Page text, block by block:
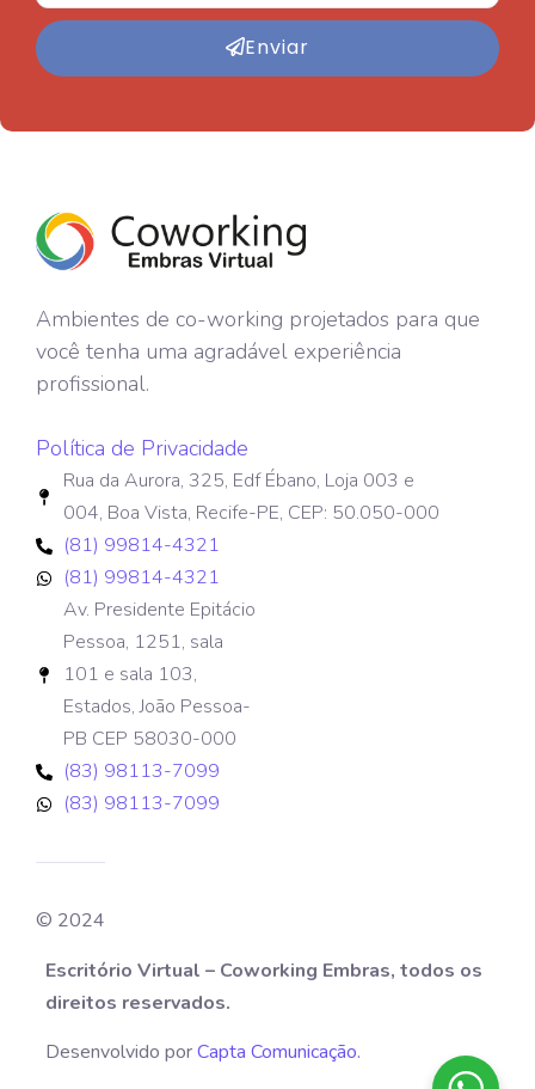
Enviar
Ambientes de co-working projetados para que
você tenha uma agradável experiência
profissional.
Política de Privacidade
Rua da Aurora, 325, Edf Ébano, Loja 003 e
004, Boa Vista, Recife-PE, CEP: 50.050-000
(81) 99814-4321
(81) 99814-4321
Av. Presidente Epitácio
Pessoa, 1251, sala
101 e sala 103,
Estados, João Pessoa-
PB CEP 58030-000
(83) 98113-7099
(83) 98113-7099
© 2024
Escritório Virtual – Coworking Embras, todos os
direitos reservados.
Desenvolvido porCapta Comunicação.